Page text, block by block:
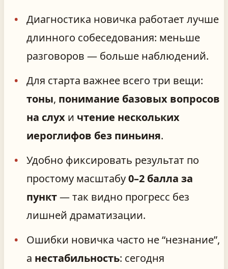
Диагностика новичка работает лучше
длинного собеседования: меньше
разговоров — больше наблюдений.
Для старта важнее всего три вещи:
тоны, понимание базовых вопросов
на слух и чтение нескольких
иероглифов без пиньиня.
Удобно фиксировать результат по
простому масштабу0–2 балла за
пункт— так видно прогресс без
лишней драматизации.
Ошибки новичка часто не “незнание”,
а нестабильность: сегодня